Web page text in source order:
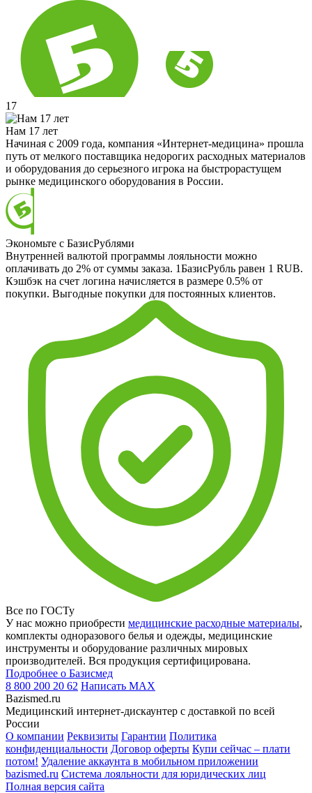
17
Нам 17 лет
Начиная с 2009 года, компания «Интернет-медицина» прошла
путь от мелкого поставщика недорогих расходных материалов
и оборудования до серьезного игрока на быстрорастущем
рынке медицинского оборудования в России.
Экономьте с БазисРублями
Внутренней валютой программы лояльности можно
оплачивать до 2% от суммы заказа. 1БазисРубль равен 1 RUB.
Кэшбэк на счет логина начисляется в размере 0.5% от
покупки. Выгодные покупки для постоянных клиентов.
Все по ГОСТу
У нас можно приобрести медицинские расходные материалы,
комплекты одноразового белья и одежды, медицинские
инструменты и оборудование различных мировых
производителей. Вся продукция сертифицирована.
Подробнее о Базисмед
8 800 200 20 62 Написать MAX
Bazismed.ru
Медицинский интернет-дискаунтер с доставкой по всей
России
О компании Реквизиты Гарантии Политика
конфиденциальности Договор оферты Купи сейчас – плати
потом! Удаление аккаунта в мобильном приложении
bazismed.ru Система лояльности для юридических лиц
Полная версия сайта